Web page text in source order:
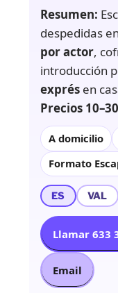
Resumen:
despedidas en
por actor,
introducción
exprés en
Precios
A domicilio
Formato
ES VAL
Llamar 633
Email